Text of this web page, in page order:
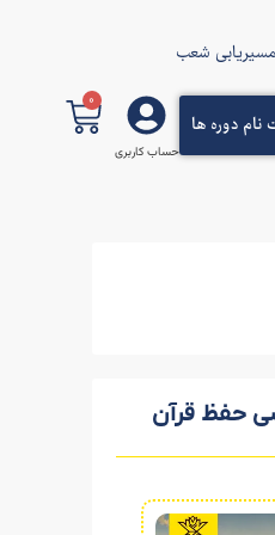
مسیریابی شعب
نام دوره ها
حساب کاربری
0
حفظ قرآن